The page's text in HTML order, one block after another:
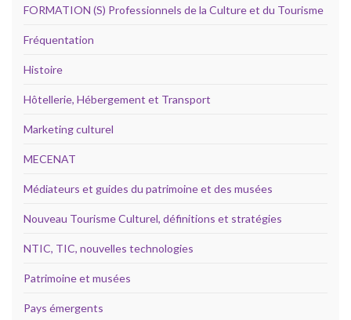
FORMATION (S) Professionnels de la Culture et du Tourisme
Fréquentation
Histoire
Hôtellerie, Hébergement et Transport
Marketing culturel
MECENAT
Médiateurs et guides du patrimoine et des musées
Nouveau Tourisme Culturel, définitions et stratégies
NTIC, TIC, nouvelles technologies
Patrimoine et musées
Pays émergents